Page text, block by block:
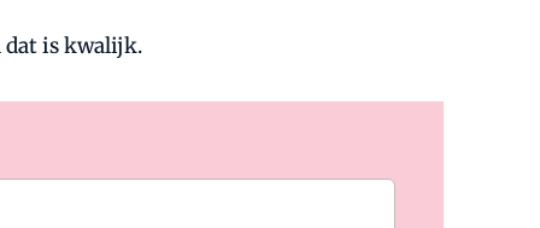
dat is kwalijk.